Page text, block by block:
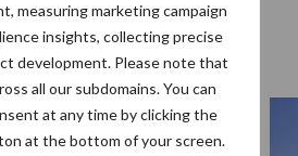
measuring marketing campaign
insights, collecting precise
development. Please note that
all our subdomains. You can
at any time by clicking the
at the bottom of your screen.